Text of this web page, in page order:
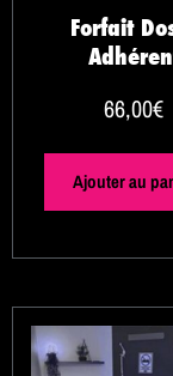
Forfait
66,00€
Ajouter au